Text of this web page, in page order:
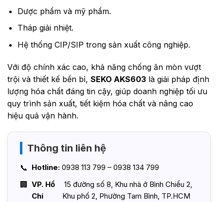
Dược phẩm và mỹ phẩm.
Tháp giải nhiệt.
Hệ thống CIP/SIP trong sản xuất công nghiệp.
Với độ chính xác cao, khả năng chống ăn mòn vượt
trội và thiết kế bền bỉ, SEKO AKS603 là giải pháp định
lượng hóa chất đáng tin cậy, giúp doanh nghiệp tối ưu
quy trình sản xuất, tiết kiệm hóa chất và nâng cao
hiệu quả vận hành.
Thông tin liên hệ
Hotline: 0938 113 799 – 0938 134 799
VP. Hồ
Chí
15 đường số 8, Khu nhà ở Bình Chiểu 2,
Khu phố 2, Phường Tam Bình, TP.HCM